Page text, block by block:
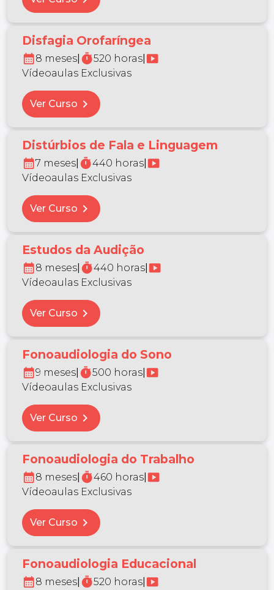
Disfagia Orofaríngea
calendar_month8 meses timer520 horas smart_display
Vídeoaulas Exclusivas
Ver Curso chevron_right
Distúrbios de Fala e Linguagem
calendar_month7 meses timer440 horas smart_display
Vídeoaulas Exclusivas
Ver Curso chevron_right
Estudos da Audição
calendar_month8 meses timer440 horas smart_display
Vídeoaulas Exclusivas
Ver Curso chevron_right
Fonoaudiologia do Sono
calendar_month9 meses timer500 horas smart_display
Vídeoaulas Exclusivas
Ver Curso chevron_right
Fonoaudiologia do Trabalho
calendar_month8 meses timer460 horas smart_display
Vídeoaulas Exclusivas
Ver Curso chevron_right
Fonoaudiologia Educacional
calendar_month8 meses timer520 horas smart_display